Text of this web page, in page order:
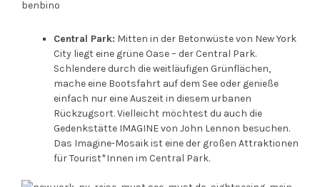
Central Park: Mitten in der Betonwüste von New York
City liegt eine grüne Oase – der Central Park.
Schlendere durch die weitläufigen Grünflächen,
mache eine Bootsfahrt auf dem See oder genieße
einfach nur eine Auszeit in diesem urbanen
Rückzugsort. Vielleicht möchtest du auch die
Gedenkstätte IMAGINE von John Lennon besuchen.
Das Imagine-Mosaik ist eine der großen Attraktionen
für Tourist*Innen im Central Park.